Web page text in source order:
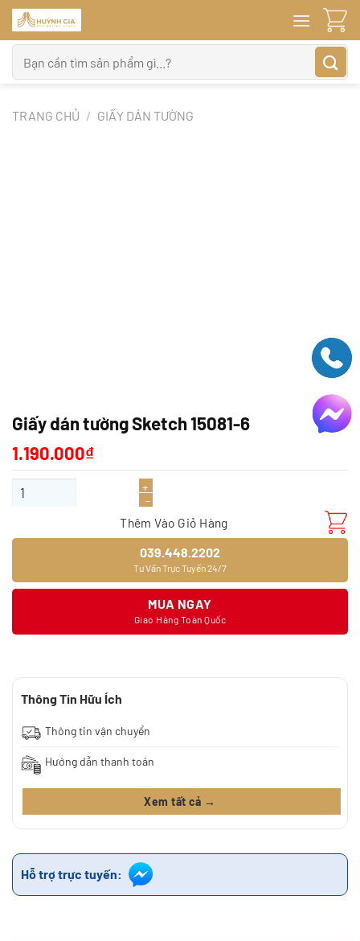
Bỏ
qua
nội
dung
kiếm:
TRANG CHỦ / GIẤY DÁN TƯỜNG
Giấy dán tường Sketch 15081-6
1.190.000₫
Giấy dán tường Sketch 15081-6 số lượng
Thêm Vào Giỏ Hàng
039.448.2202
Tư Vấn Trực Tuyến 24/7
MUA NGAY
Giao Hàng Toàn Quốc
Thông Tin Hữu Ích
Thông tin vận chuyển
Hướng dẫn thanh toán
Xem tất cả →
Hỗ trợ trực tuyến: